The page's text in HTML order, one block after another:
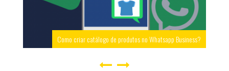
Como criar catálogo de produtos no Whatsapp Business?